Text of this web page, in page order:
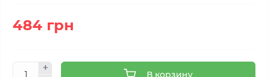
484 грн
В корзину